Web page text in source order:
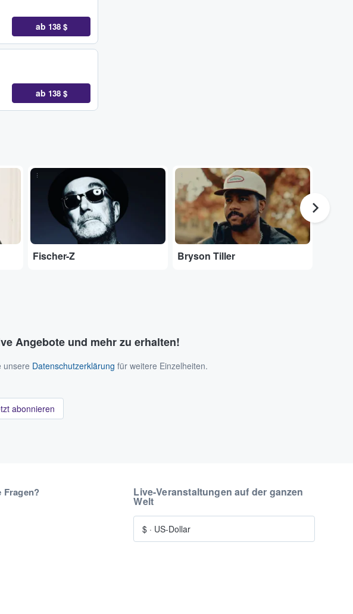
ab 138 $
ab 138 $
...
Fischer-Z
...
Bryson Tiller
Angebote und mehr zu erhalten!
unsere Datenschutzerklärung für weitere Einzelheiten.
abonnieren
Fragen? Live-Veranstaltungen auf der ganzen
Welt
$ · US-Dollar